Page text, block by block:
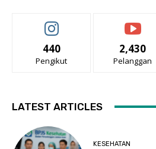
440
Pengikut
2,430
Pelanggan
LATEST ARTICLES
KESEHATAN